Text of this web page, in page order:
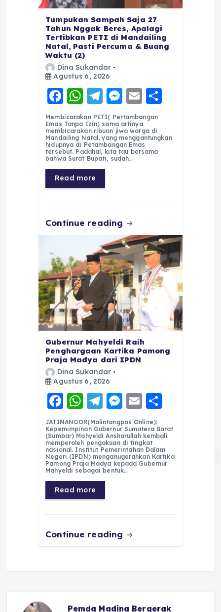
Tumpukan Sampah Saja 27
Tahun Nggak Beres, Apalagi
Tertibkan PETI di Mandailing
Natal, Pasti Percuma & Buang
Waktu (2)
Dina Sukandar
Agustus 6, 2026
F
a
c
e
b
o
o
k
W
h
a
ts
A
p
p
T
el
e
g
r
a
m
M
e
ss
e
n
E
m
ai
l
re
Membicarakan PETI( Pertambangan
Emas Tanpa Izin) sama artinya
membicarakan ribuan jiwa warga di
Mandailing Natal, yang menggantungkan
hidupnya di Petambangan Emas
tersebut. Padahal, kita tau bersama
bahwa Surat Bupati, sudah…
Read more
Continue reading
Gubernur Mahyeldi Raih
Penghargaan Kartika Pamong
Praja Madya dari IPDN
Dina Sukandar
Agustus 6, 2026
F
a
c
e
b
o
o
k
W
h
a
ts
A
p
p
T
el
e
g
r
a
m
M
e
ss
e
n
E
m
ai
l
a
re
JATINANGOR(Malintangpos Online):
Kepemimpinan Gubernur Sumatera Barat
(Sumbar) Mahyeldi Ansharullah kembali
memperoleh pengakuan di tingkat
nasional. Institut Pemerintahan Dalam
Negeri (IPDN) menganugerahkan Kartika
Pamong Praja Madya kepada Gubernur
Mahyeldi sebagai bentuk…
Read more
Continue reading
Pemda Madina Bergerak